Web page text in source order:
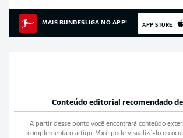
MAIS BUNDESLIGA NO APP! APP STORE
Conteúdo editorial recomendado de
A partir desse ponto você encontrará conteúdo
complementa o artigo. Você pode visualizá-lo ou